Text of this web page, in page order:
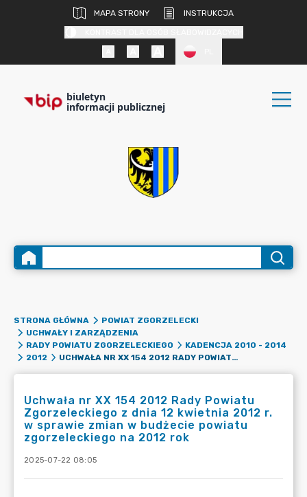
MAPA STRONY
INSTRUKCJA
biuletyn
informacji publicznej
STRONA GŁÓWNA
POWIAT ZGORZELECKI
UCHWAŁY I ZARZĄDZENIA
RADY POWIATU ZGORZELECKIEGO
KADENCJA 2010 - 2014
2012
UCHWAŁA NR XX 154 2012 RADY POWIATU ZGORZELECKIEGO Z DNIA 12 KWIETNIA 2012 R. W SPRAWIE ZMIAN W BUDŻECIE POWIATU ZGORZELECKIEGO NA 2012 ROK
Uchwała nr XX 154 2012 Rady Powiatu
Zgorzeleckiego z dnia 12 kwietnia 2012 r.
w sprawie zmian w budżecie powiatu
zgorzeleckiego na 2012 rok
2025-07-22 08:05